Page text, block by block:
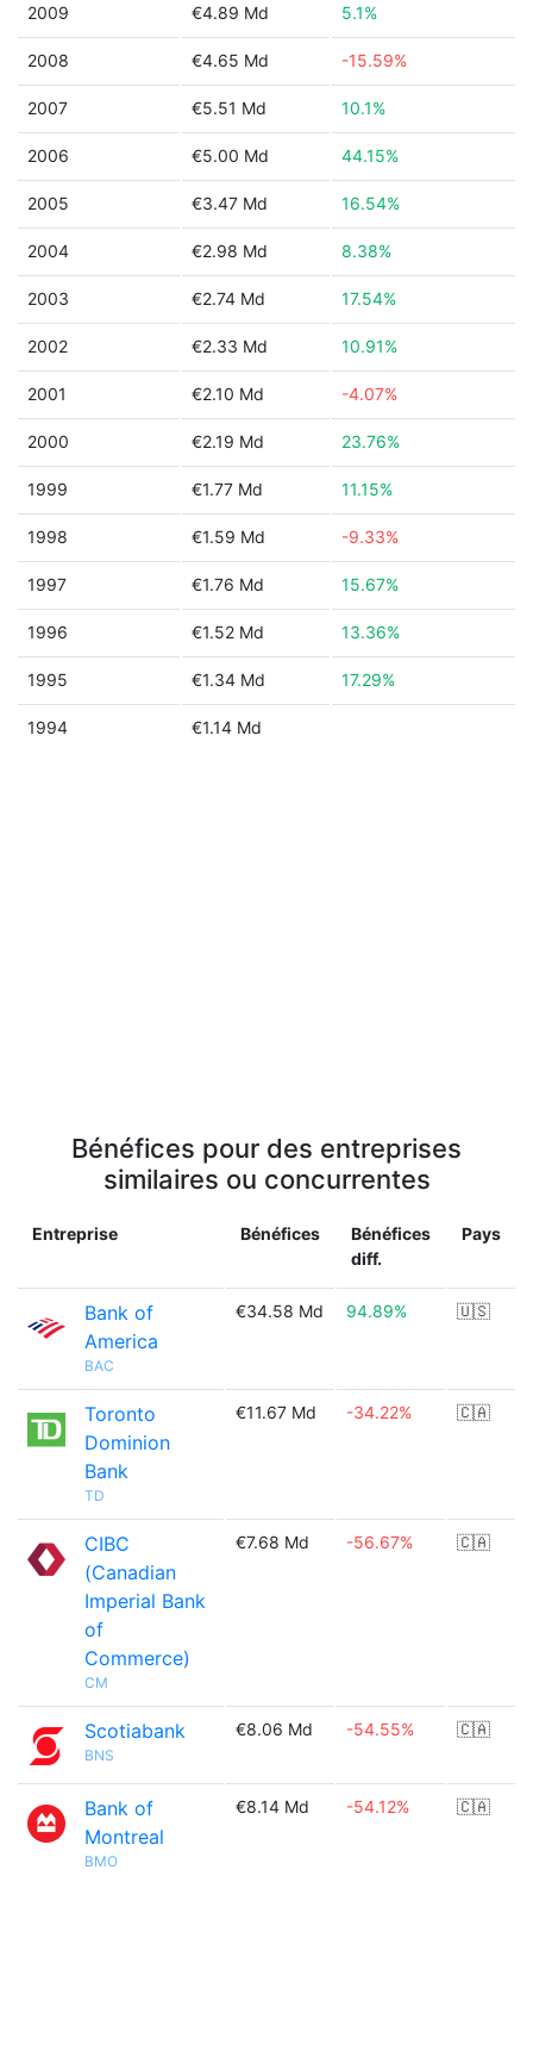
2009 €4.89 Md 5.1%
2008 €4.65 Md -15.59%
2007 €5.51 Md 10.1%
2006 €5.00 Md 44.15%
2005 €3.47 Md 16.54%
2004 €2.98 Md 8.38%
2003 €2.74 Md 17.54%
2002 €2.33 Md 10.91%
2001 €2.10 Md -4.07%
2000 €2.19 Md 23.76%
1999 €1.77 Md 11.15%
1998 €1.59 Md -9.33%
1997 €1.76 Md 15.67%
1996 €1.52 Md 13.36%
1995 €1.34 Md 17.29%
1994 €1.14 Md
Bénéfices pour des entreprises
similaires ou concurrentes
Entreprise Bénéfices
Bénéfices
diff.
Pays
Bank of
America
BAC
€34.58 Md 94.89% 🇺🇸
Toronto
Dominion
Bank
TD
€11.67 Md -34.22% 🇨🇦
CIBC
(Canadian
Imperial Bank
of
Commerce)
CM
€7.68 Md -56.67% 🇨🇦
Scotiabank
BNS
€8.06 Md -54.55% 🇨🇦
Bank of
Montreal
BMO
€8.14 Md -54.12% 🇨🇦